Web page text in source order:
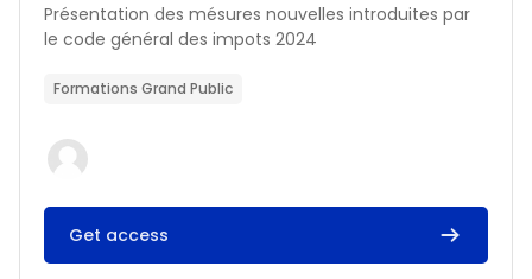
Résumé du cours :
Présentation des mésures nouvelles introduites par
le code général des impots 2024
Formations Grand Public
Get access